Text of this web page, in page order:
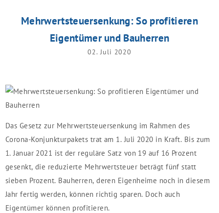
Mehrwertsteuersenkung: So profitieren
Eigentümer und Bauherren
02. Juli 2020
Das Gesetz zur Mehrwertsteuersenkung im Rahmen des
Corona-Konjunkturpakets trat am 1. Juli 2020 in Kraft. Bis zum
1. Januar 2021 ist der reguläre Satz von 19 auf 16 Prozent
gesenkt, die reduzierte Mehrwertsteuer beträgt fünf statt
sieben Prozent. Bauherren, deren Eigenheime noch in diesem
Jahr fertig werden, können richtig sparen. Doch auch
Eigentümer können profitieren.